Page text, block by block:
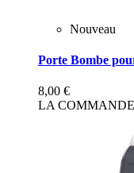
Nouveau
Porte Bombe
8,00 €
LA